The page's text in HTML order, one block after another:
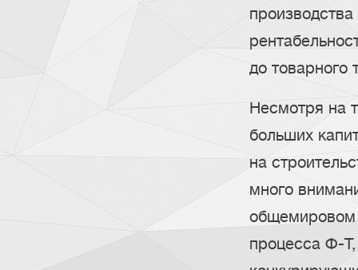
до товарного
Несмотря на
больших
на
много
общемировом
процесса Ф-